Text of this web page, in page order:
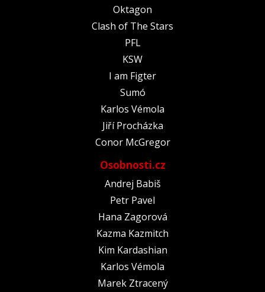
Oktagon
Clash of The Stars
PFL
KSW
I am Figter
Sumó
Karlos Vémola
Jiří Procházka
Conor McGregor
Osobnosti.cz
Andrej Babiš
Petr Pavel
Hana Zagorová
Kazma Kazmitch
Kim Kardashian
Karlos Vémola
Marek Ztracený